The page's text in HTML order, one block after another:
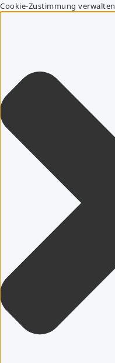
Cookie-Zustimmung verwalten